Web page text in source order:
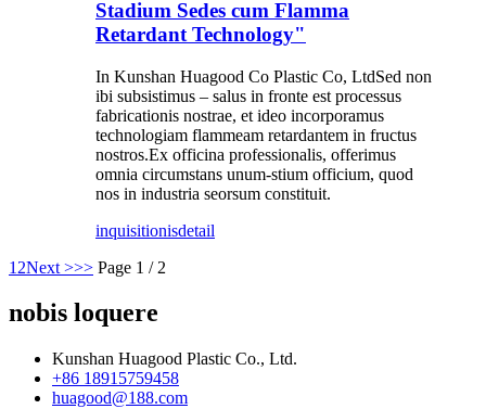
Stadium Sedes cum Flamma
Retardant Technology"
In Kunshan Huagood Co Plastic Co, LtdSed non
ibi subsistimus – salus in fronte est processus
fabricationis nostrae, et ideo incorporamus
technologiam flammeam retardantem in fructus
nostros.Ex officina professionalis, offerimus
omnia circumstans unum-stium officium, quod
nos in industria seorsum constituit.
inquisitionisdetail
1 2Next >>> Page 1 / 2
nobis loquere
Kunshan Huagood Plastic Co., Ltd.
+86 18915759458
huagood@188.com